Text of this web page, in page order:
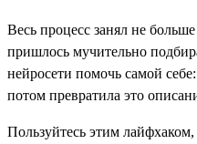
Весь процесс занял не
пришлось мучительно
нейросети помочь самой
потом превратила это
Пользуйтесь этим